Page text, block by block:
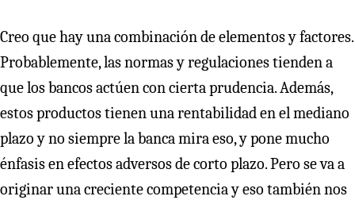
Creo que hay una combinación de elementos y factores.
Probablemente, las normas y regulaciones tienden a
que los bancos actúen con cierta prudencia. Además,
estos productos tienen una rentabilidad en el mediano
plazo y no siempre la banca mira eso, y pone mucho
énfasis en efectos adversos de corto plazo. Pero se va a
originar una creciente competencia y eso también nos